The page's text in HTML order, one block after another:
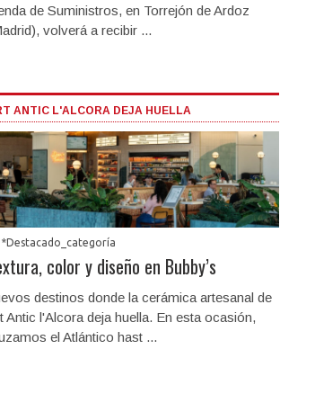
de Suministros, en Torrejón de Ardoz
volverá a recibir ...
ANTIC L'ALCORA DEJA HUELLA
*Destacado_categoría
color y diseño en Bubby’s
destinos donde la cerámica artesanal de
Antic l'Alcora deja huella. En esta ocasión,
el Atlántico hast ...